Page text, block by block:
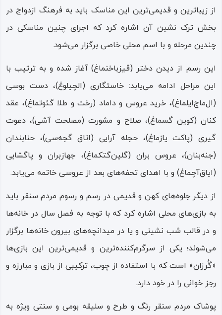
نمونه‌های قدمت تاریخی سنقر است، دهستان «فیله‌ کری»
است؛ که امروزه به غلط به «پسر فیل» ترجمه می‌شود و
استعاره‌ای از نیرومندی است، در حالیکه در حقیقت جزء «فیله»
به هر حال یکی از آثار باستانی و تاریخی این دهستان همان کوه
معروف مادیان‌ کوه است؛ کوهی که چشمه‌ها، غارها و آثار
حمام‌های باستانی و نیز سنگر سازی‌ها و باقی‌ مانده قلعه‌های
نظامی در آن، مجموعه‌ای از عجایب و جاذبه‌های معماری تاریخی
بخش زیادی از سازه‌های دفاعی در اطراف مادیان‌ کوه و دیگر
نقاط سنقر به زمان حمله مغولان برمی‌گردد که مردم در دل این
کوه‌ها سنگر ساخته و به قصد حفاظت از شهر با لشگر تاتارها
وارد نبرد شدند.
باید افزود که در آخرین روزهای جنگ دوم جهانی نیز، باقیمانده
سربازان فراری آلمانی در کوه‌های اطراف سنقر مخفی شدند و از
از زیباترین و قدیمی‌ترین این مناسک باید به فرهنگ ازدواج در
بخش ترک‌ نشین آن اشاره کرد که اجرای چنین مناسکی در
چندین مرحله و با اسم محلی خاصی برگزار می‌شود.
این رسم از دیدن دختر (قیزباخنماغ) آغاز شده و به ترتیب با
این مراحل ادامه می‌یابد: خاستگاری (الچیلوغ)، دست‌ بوسی
(ال‌ماچ‌ایلماغ)، خرید عروس و داماد (رخت ‌و طلا گئوتماغ)، عقد
کنان (کوین‌ گسماغ)، صلاح و مشورت (مصلحت ‌آشی)، دعوت‌
گیری (پاکت ‌یازماغ)، حجله‌ آرایی (اتاق ‌گجه‌سی)، حنابندان
(جنه‌بنان)، عروس‌ بران (گلین‌گتکماغ)، جهازبران و پاگشایی
(ایاق‌آچماغ) و با اهدای تحفه‌های بعد از عروسی خاتمه می‌یابد.
از دیگر جلوه‌های کهن و قدیمی در رسم ‌و رسوم مردم سنقر باید
به بازی‌های محلی اشاره کرد که با توجه به فصل سال در خانه‌ها
و در قالب شب‌ نشینی و یا در میدانچه‌های بیرون خانه‌ها برگزار
می‌شوند؛ یکی از سرگرم‌کننده‌ترین و قدیمی‌ترین این بازی‌ها
«گُرزان» است که با استفاده از چوب، ترکیبی از بازی و مبارزه و
رجز خوانی را در خود دارد.
پوشاک مردم سنقر رنگ و طرح و سلیقه بومی و سنتی ویژه به